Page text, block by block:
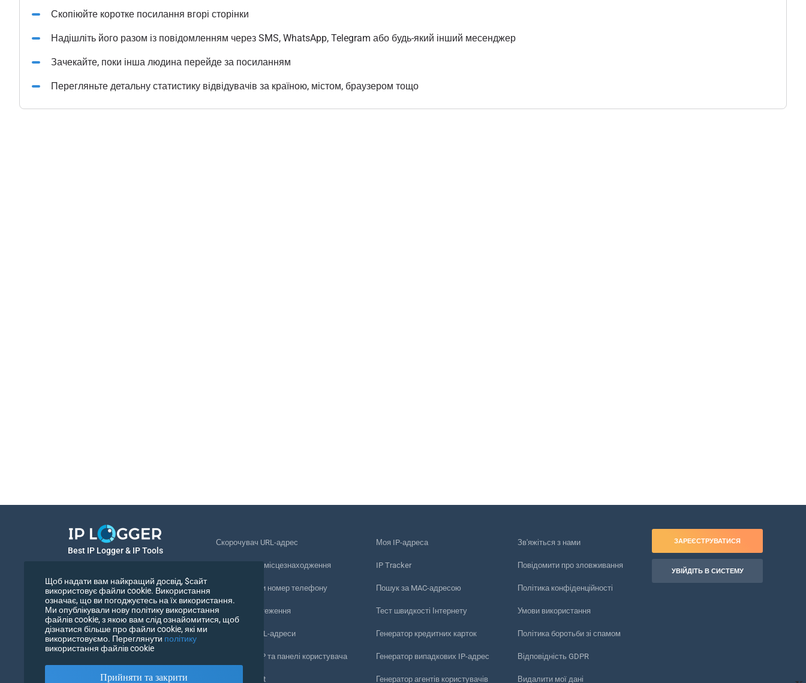
Скопіюйте коротке посилання вгорі сторінки
Надішліть його разом із повідомленням через SMS, WhatsApp, Telegram або будь-який інший месенджер
Зачекайте, поки інша людина перейде за посиланням
Перегляньте детальну статистику відвідувачів за країною, містом, браузером тощо
Best IP Logger & IP Tools
Українська
Українська
Скорочувач URL-адрес
Відстеження місцезнаходження
Відстежувати номер телефону
Піксель відстеження
Перевірка URL-адреси
Лічильники IP та панелі користувача
Мій UserAgent
Моя IP-адреса
IP Tracker
Пошук за MAC-адресою
Тест швидкості Інтернету
Генератор кредитних карток
Генератор випадкових IP-адрес
Генератор агентів користувачів
Зв'яжіться з нами
Повідомити про зловживання
Політика конфіденційності
Умови використання
Політика боротьби зі спамом
Відповідність GDPR
Видалити мої дані
ЗАРЕЄСТРУВАТИСЯ
УВІЙДІТЬ В СИСТЕМУ
Щоб надати вам найкращий досвід, $сайт
використовує файли cookie. Використання
означає, що ви погоджуєтесь на їх використання.
Ми опублікували нову політику використання
файлів cookie, з якою вам слід ознайомитися, щоб
дізнатися більше про файли cookie, які ми
використовуємо. Переглянути політику
використання файлів cookie
Прийняти та закрити